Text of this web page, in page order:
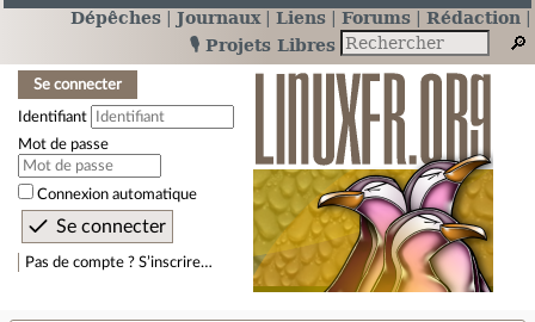
Dépêches Journaux Liens Forums
Rédaction
🎙️ Projets Libres
Se connecter
Identifiant
Mot de passe
Connexion automatique
Pas de compte ? S’inscrire…